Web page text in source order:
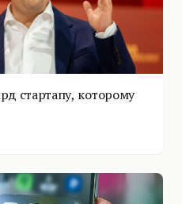
стартапу, которому